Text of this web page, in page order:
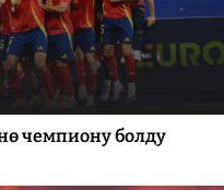
чемпиону болду